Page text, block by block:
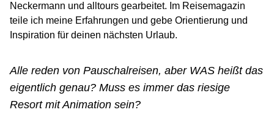
Neckermann und alltours gearbeitet. Im Reisemagazin
teile ich meine Erfahrungen und gebe Orientierung und
Inspiration für deinen nächsten Urlaub.
Alle reden von Pauschalreisen, aber WAS heißt das
eigentlich genau? Muss es immer das riesige
Resort mit Animation sein?